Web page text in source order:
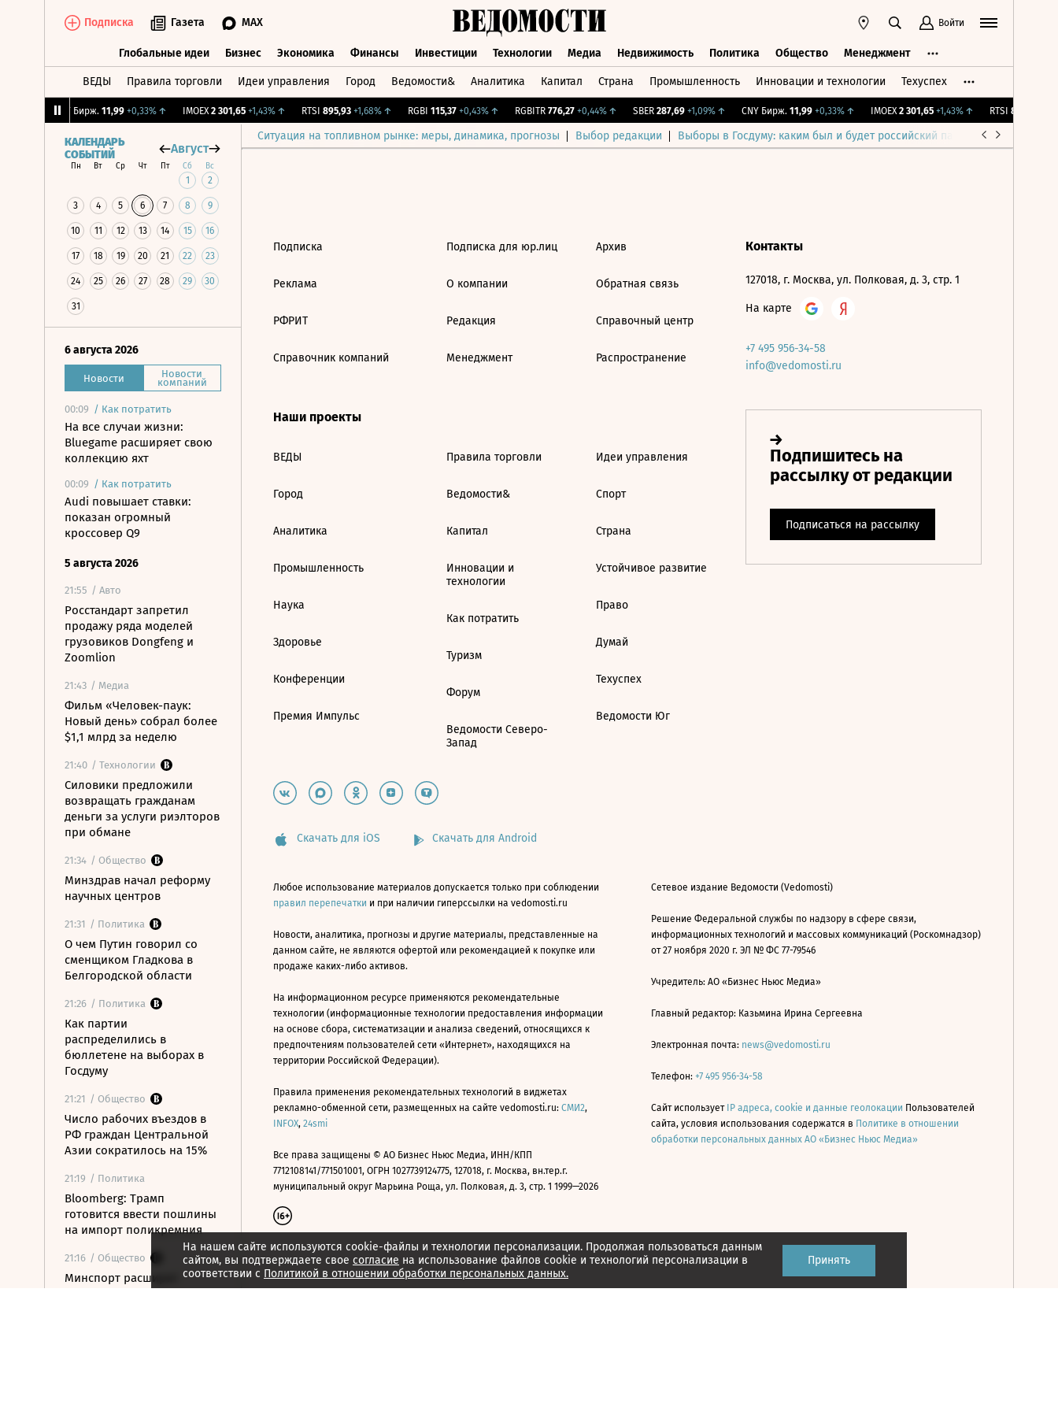
Подписка Газета MAX Войти
Глобальные идеи Бизнес Экономика Финансы Инвестиции Технологии Медиа Недвижимость Политика Общество Менеджмент
ВЕДЫ Правила торговли Идеи управления Город Ведомости& Аналитика Капитал Страна Промышленность Инновации и технологии Техуспех
CNY Бирж. 11,99 +0,33%↑ IMOEX 2 301,65 +1,43%↑ RTSI 895,93 +1,68%↑ RGBI 115,37 +0,43%↑ RGBITR 776,27 +0,44%↑ SBER 287,69 +1,09%↑ CNY Бирж. 11,99 +0,33%↑ IMOEX 2 301,65 +1,43%↑ RTSI 895,93
Ситуация на топливном рынке: меры, динамика, прогнозы Выбор редакции Выборы в Госдуму: каким был и будет российский парламент
КАЛЕНДАРЬ
СОБЫТИЙ
Август
Пн Вт Ср Чт Пт Сб Вс
1 2
3 4 5 6 7 8 9
10 11 12 13 14 15 16
17 18 19 20 21 22 23
24 25 26 27 28 29 30
31
6 августа 2026
Новости Новости
компаний
00:09 / Как потратить
На все случаи жизни:
Bluegame расширяет свою
коллекцию яхт
00:09 / Как потратить
Audi повышает ставки:
показан огромный
кроссовер Q9
5 августа 2026
21:55 / Авто
Росстандарт запретил
продажу ряда моделей
грузовиков Dongfeng и
Zoomlion
21:43 / Медиа
Фильм «Человек-паук:
Новый день» собрал более
$1,1 млрд за неделю
21:40 / Технологии
Силовики предложили
возвращать гражданам
деньги за услуги риэлторов
при обмане
21:34 / Общество
Минздрав начал реформу
научных центров
21:31 / Политика
О чем Путин говорил со
сменщиком Гладкова в
Белгородской области
21:26 / Политика
Как партии
распределились в
бюллетене на выборах в
Госдуму
21:21 / Общество
Число рабочих въездов в
РФ граждан Центральной
Азии сократилось на 15%
21:19 / Политика
Bloomberg: Трамп
готовится ввести пошлины
на импорт поликремния
21:16 / Общество
Минспорт расширит
На нашем сайте используются cookie-файлы и технологии персонализации. Продолжая пользоваться данным
сайтом, вы подтверждаете свое согласие на использование файлов cookie и технологий персонализации в
соответствии с Политикой в отношении обработки персональных данных.
Принять
Подписка
Реклама
РФРИТ
Справочник компаний
Подписка для юр.лиц
О компании
Редакция
Менеджмент
Архив
Обратная связь
Справочный центр
Распространение
Наши проекты
ВЕДЫ
Город
Аналитика
Промышленность
Наука
Здоровье
Конференции
Премия Импульс
Правила торговли
Ведомости&
Капитал
Инновации и
технологии
Как потратить
Туризм
Форум
Ведомости Северо-
Запад
Идеи управления
Спорт
Страна
Устойчивое развитие
Право
Думай
Техуспех
Ведомости Юг
Контакты
127018, г. Москва, ул. Полковая, д. 3, стр. 1
На карте
+7 495 956-34-58
info@vedomosti.ru
Скачать для iOS Скачать для Android
Любое использование материалов допускается только при соблюдении
правил перепечатки и при наличии гиперссылки на vedomosti.ru
Новости, аналитика, прогнозы и другие материалы, представленные на
данном сайте, не являются офертой или рекомендацией к покупке или
продаже каких-либо активов.
На информационном ресурсе применяются рекомендательные
технологии (информационные технологии предоставления информации
на основе сбора, систематизации и анализа сведений, относящихся к
предпочтениям пользователей сети «Интернет», находящихся на
территории Российской Федерации).
Правила применения рекомендательных технологий в виджетах
рекламно-обменной сети, размещенных на сайте vedomosti.ru: СМИ2,
INFOX, 24smi
Все права защищены © АО Бизнес Ньюс Медиа, ИНН/КПП
7712108141/771501001, ОГРН 1027739124775, 127018, г. Москва, вн.тер.г.
муниципальный округ Марьина Роща, ул. Полковая, д. 3, стр. 1 1999—2026
Сетевое издание Ведомости (Vedomosti)
Решение Федеральной службы по надзору в сфере связи,
информационных технологий и массовых коммуникаций (Роскомнадзор)
от 27 ноября 2020 г. ЭЛ № ФС 77-79546
Учредитель: АО «Бизнес Ньюс Медиа»
Главный редактор: Казьмина Ирина Сергеевна
Электронная почта: news@vedomosti.ru
Телефон: +7 495 956-34-58
Сайт использует IP адреса, cookie и данные геолокации Пользователей
сайта, условия использования содержатся в Политике в отношении
обработки персональных данных АО «Бизнес Ньюс Медиа»